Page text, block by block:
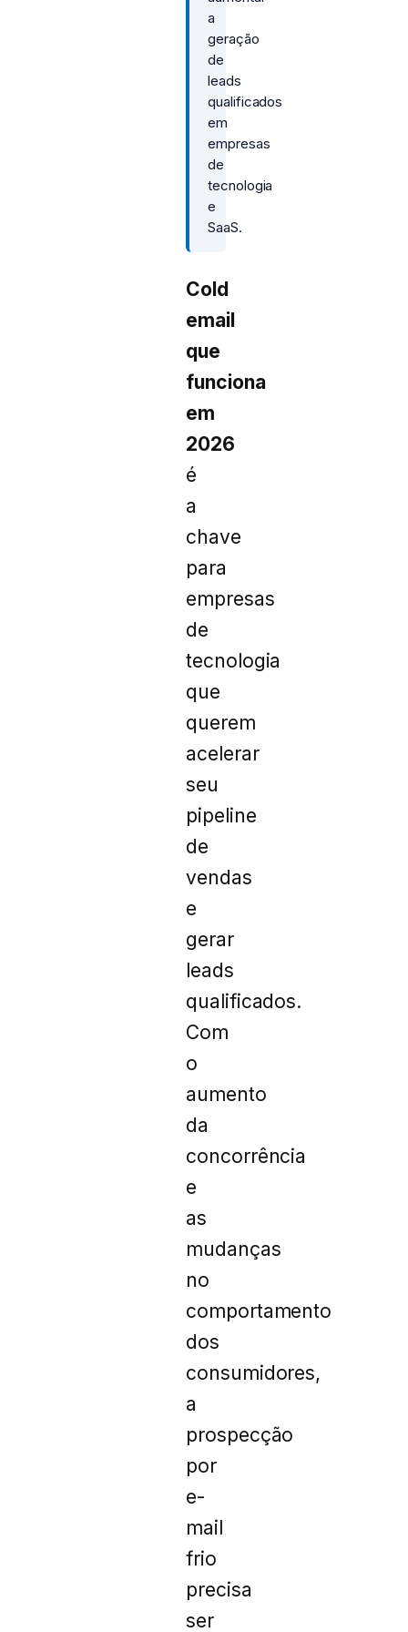
a
geração
de
leads
qualificados
em
empresas
de
tecnologia
e
SaaS.
Cold
email
que
funciona
em
2026
é
a
chave
para
empresas
de
tecnologia
que
querem
acelerar
seu
pipeline
de
vendas
e
gerar
leads
qualificados.
Com
o
aumento
da
concorrência
e
as
mudanças
no
comportamento
dos
consumidores,
a
prospecção
por
e-
mail
frio
precisa
ser